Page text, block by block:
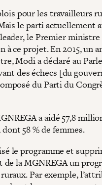
pour les travailleurs
le parti actuellement
le Premier
ce projet. En 2015, un
Modi a déclaré au
des échecs [du
du Parti du
a aidé 57,8
58 % de femmes.
le programme et
la MGNREGA un
Par exemple,